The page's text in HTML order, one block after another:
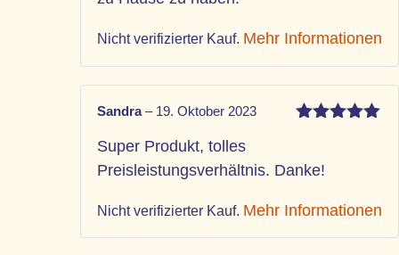
Nicht verifizierter Kauf. Mehr Informationen
Sandra– 19. Oktober 2023
Super Produkt, tolles
Preisleistungsverhältnis. Danke!
Nicht verifizierter Kauf. Mehr Informationen